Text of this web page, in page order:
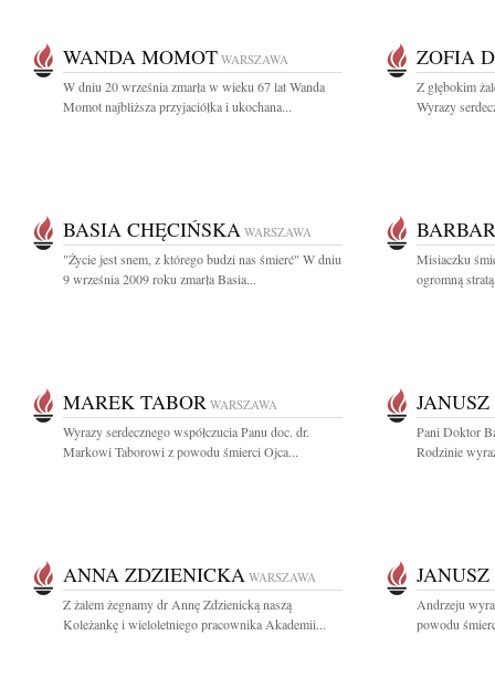
WANDA MOMOT WARSZAWA
W dniu 20 września zmarła w wieku 67 lat Wanda
Momot najbliższa przyjaciółka i ukochana...
ZOFIA
Z głębokim
Wyrazy
BASIA CHĘCIŃSKA WARSZAWA
"Życie jest snem, z którego budzi nas śmierć" W dniu
9 września 2009 roku zmarła Basia...
Misiaczku
ogromną
MAREK TABOR WARSZAWA
Wyrazy serdecznego współczucia Panu doc. dr.
Markowi Taborowi z powodu śmierci Ojca...
Pani Doktor
Rodzinie
ANNA ZDZIENICKA WARSZAWA
Z żalem żegnamy dr Annę Zdzienicką naszą
Koleżankę i wieloletniego pracownika Akademii...
Andrzeju
powodu